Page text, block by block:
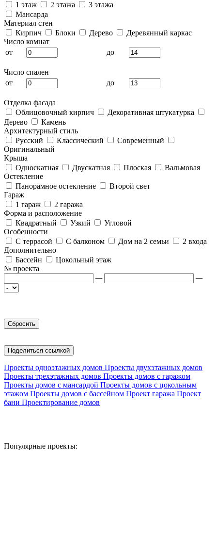
1 этаж
2 этажа
3 этажа
Мансарда
Материал стен
Кирпич
Блоки Дерево
Деревянный каркас
Число комнат
от
до
Число спален
от
до
Отделка фасада
Облицовочный кирпич
Декоративная штукатурка
Дерево
Камень
Архитектурный стиль
Русский
Классический
Современный
Оригинальный
Крыша
Односкатная
Двускатная Плоская
Вальмовая
Остекление
Панорамное остекление
Второй свет
Гараж
1 гараж
2 гаража
Форма и расположение
Квадратный
Узкий
Угловой
Особенности
С террасой
С балконом Дом на 2 семьи
2 входа
Дополнительно
Бассейн
Цокольный этаж
№ проекта
—
—
Поделиться ссылкой
Проекты одноэтажных домов Проекты двухэтажных домов
Проекты трехэтажных домов Проекты домов с гаражом
Проекты домов с мансардой Проекты домов с цокольным
этажом Проекты домов с бассейном Проект гаража Проект
бани Проектирование домов
Популярные проекты: